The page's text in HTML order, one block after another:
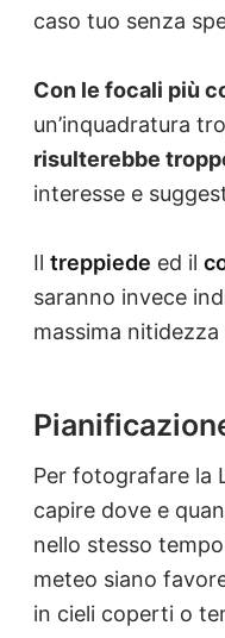
caso tuo senza
Con le focali più
un’inquadratura
risulterebbe
interesse e
Il treppiede ed il
saranno invece
massima
Per fotografare la
capire dove e
nello stesso
meteo siano
in cieli coperti o